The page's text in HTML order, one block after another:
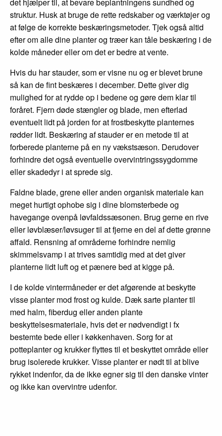
det hjælper til, at bevare beplantningens sundhed og
struktur. Husk at bruge de rette redskaber og værktøjer og
at følge de korrekte beskæringsmetoder. Tjek også altid
efter om alle dine planter og træer kan tåle beskæring i de
kolde måneder eller om det er bedre at vente.
Hvis du har stauder, som er visne nu og er blevet brune
så kan de fint beskæres i december. Dette giver dig
mulighed for at rydde op i bedene og gøre dem klar til
foråret. Fjern døde stængler og blade, men efterlad
eventuelt lidt på jorden for at frostbeskytte planternes
rødder lidt. Beskæring af stauder er en metode til at
forberede planterne på en ny vækstsæson. Derudover
forhindre det også eventuelle overvintringssygdomme
eller skadedyr i at sprede sig.
Faldne blade, grene eller anden organisk materiale kan
meget hurtigt ophobe sig i dine blomsterbede og
havegange ovenpå løvfaldssæsonen. Brug gerne en rive
eller løvblæser/løvsuger til at fjerne en del af dette grønne
affald. Rensning af områderne forhindre nemlig
skimmelsvamp i at trives samtidig med at det giver
planterne lidt luft og et pænere bed at kigge på.
I de kolde vintermåneder er det afgørende at beskytte
visse planter mod frost og kulde. Dæk sarte planter til
med halm, fiberdug eller anden plante
beskyttelsesmateriale, hvis det er nødvendigt i fx
bestemte bede eller i køkkenhaven. Sorg for at
potteplanter og krukker flyttes til et beskyttet område eller
brug isolerede krukker. Visse planter er nødt til at blive
rykket indenfor, da de ikke egner sig til den danske vinter
og ikke kan overvintre udenfor.